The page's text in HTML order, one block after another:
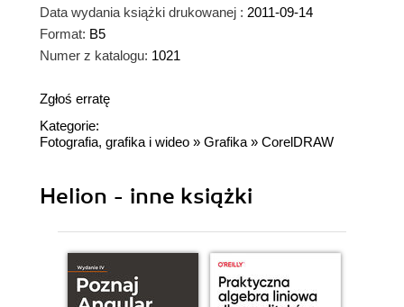
Data wydania książki drukowanej : 2011-09-14
Format: B5
Numer z katalogu: 1021
Zgłoś erratę
Kategorie:
Fotografia, grafika i wideo » Grafika » CorelDRAW
Helion - inne książki